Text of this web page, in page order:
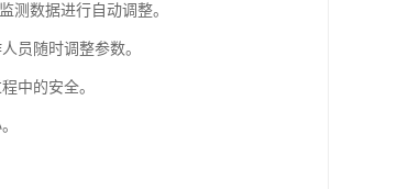
测数据进行自动调整。
员随时调整参数。
中的安全。